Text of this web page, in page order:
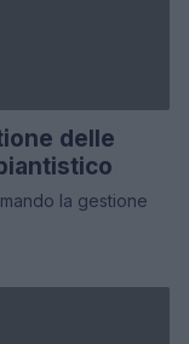
delle
la gestione